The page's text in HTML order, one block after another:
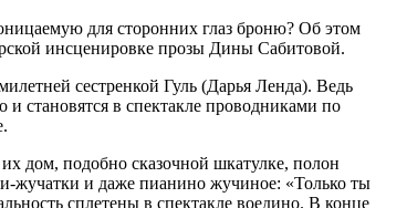
для сторонних глаз броню? Об этом
инсценировке прозы Дины Сабитовой.
сестренкой Гуль (Дарья Ленда). Ведь
становятся в спектакле проводниками по
дом, подобно сказочной шкатулке, полон
жучатки и даже пианино жучиное: «Только ты
сплетены в спектакле воедино. В конце